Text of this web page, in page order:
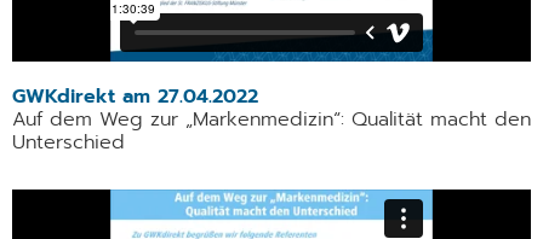
GWKdirekt am 27.04.2022
Auf dem Weg zur „Markenmedizin“: Qualität macht den
Unterschied